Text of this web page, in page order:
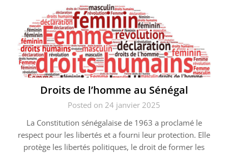
Droits de l’homme au Sénégal
Posted on 24 janvier 2025
La Constitution sénégalaise de 1963 a proclamé le
respect pour les libertés et a fourni leur protection. Elle
protège les libertés politiques, le droit de former les